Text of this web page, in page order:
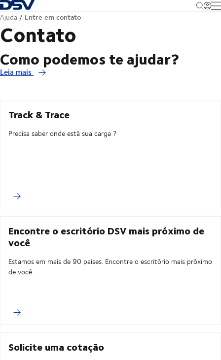
Voltar à página inicial
Ajuda Entre em contato
Contato
Como podemos te ajudar?
Leia mais
Track & Trace
Precisa saber onde está sua carga ?
Encontre o escritório DSV mais próximo de
você
Estamos em mais de 90 países. Encontre o escritório mais próximo
de você.
Solicite uma cotação